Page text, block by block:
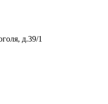
д.39/1